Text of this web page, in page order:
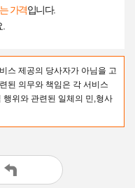
가격입니다.
스 제공의 당사자가 아님을 고
된 의무와 책임은 각 서비스
위와 관련된 일체의 민,형사